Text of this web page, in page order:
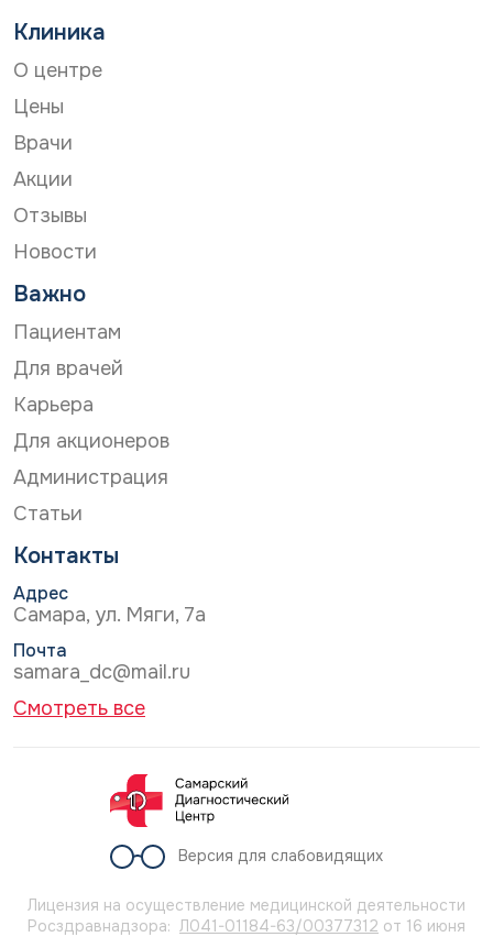
Клиника
О центре
Цены
Врачи
Акции
Отзывы
Новости
Важно
Пациентам
Для врачей
Карьера
Для акционеров
Администрация
Статьи
Контакты
Адрес
Самара, ул. Мяги, 7а
Почта
samara_dc@mail.ru
Смотреть все
Версия для слабовидящих
Лицензия на осуществление медицинской деятельности
Росздравнадзора: Л041-01184-63/00377312 от 16 июня